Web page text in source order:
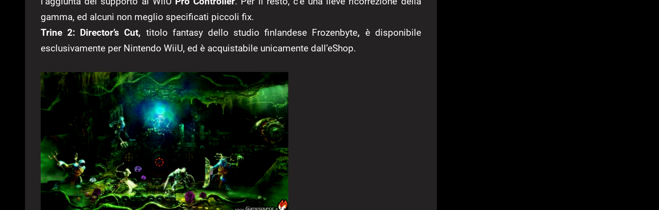
gamma, ed alcuni non meglio specificati piccoli fix.
Trine 2: Director’s Cut, titolo fantasy dello studio finlandese Frozenbyte, è disponibile
esclusivamente per Nintendo WiiU, ed è acquistabile unicamente dall’eShop.